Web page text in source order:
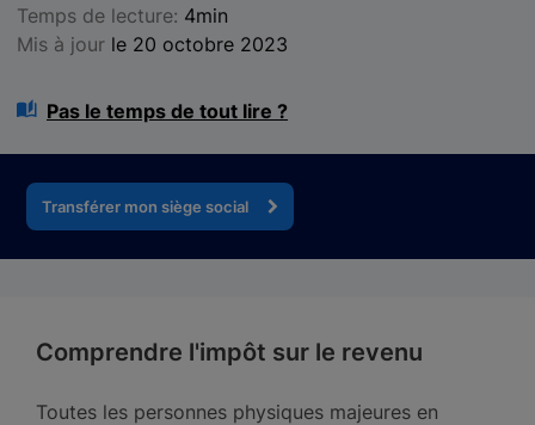
Temps de lecture: 4min
Mis à jour le 20 octobre 2023
Pas le temps de tout lire ?
Transférer mon siège social
Comprendre l'impôt sur le revenu
Toutes les personnes physiques majeures en